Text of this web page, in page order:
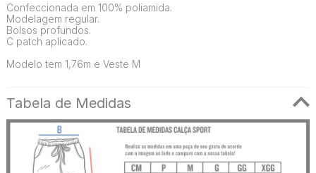
Confeccionada em 100% poliamida.
Modelagem regular.
Bolsos profundos.
C patch aplicado.
Modelo tem 1,76m e Veste M
Tabela de Medidas